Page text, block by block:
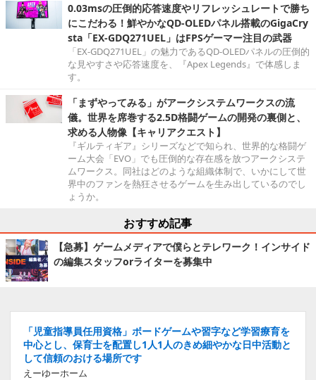
0.03msの圧倒的応答速度やリフレッシュレートで勝ち
にこだわる！鮮やかなQD-OLEDパネル搭載のGigaCry
sta「EX-GDQ271UEL」はFPSゲーマー注目の武器
「EX-GDQ271UEL」の魅力であるQD-OLEDパネルの圧倒的
な見やすさや応答速度を、『Apex Legends』で体感しま
す。
「まずやってみる」がアークシステムワークスの流
儀。世界を席巻する2.5D格闘ゲームの開発の裏側と、
求める人物像【キャリアクエスト】
『ギルティギア』シリーズなどで知られ、世界的な格闘ゲ
ーム大会「EVO」でも圧倒的な存在感を放つアークシステ
ムワークス。同社はどのような組織体制で、いかにして世
界中のファンを熱狂させるゲームを生み出しているのでし
ょうか。
おすすめ記事
【急募】ゲームメディアで僕らとテレワーク！インサイド
の編集スタッフorライターを募集中
「児童指導員任用資格」ボードゲームや習字など学習療育を
中心とし、保育士を配置し1人1人のきめ細やかな日中活動と
して信頼のおける場所です
えーゆーホーム